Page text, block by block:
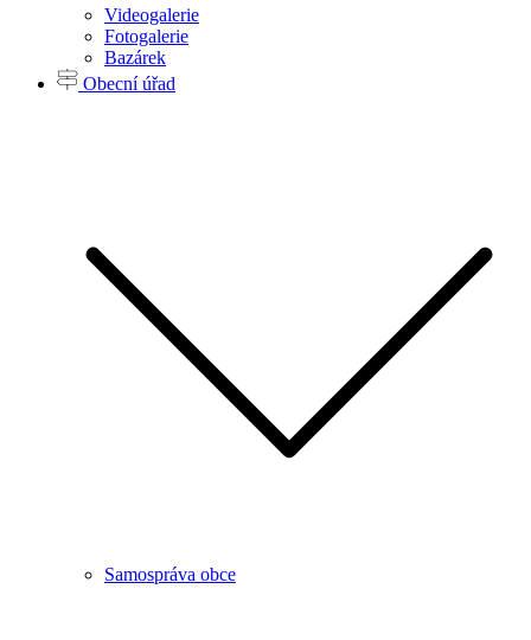
Videogalerie
Fotogalerie
Bazárek
Obecní úřad
Samospráva obce